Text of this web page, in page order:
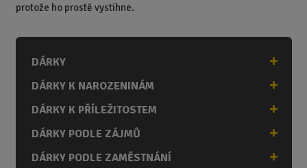
protože ho prostě vystihne.
DÁRKY
DÁRKY K NAROZENINÁM
DÁRKY K PŘÍLEŽITOSTEM
DÁRKY PODLE ZÁJMŮ
DÁRKY PODLE ZAMĚSTNÁNÍ